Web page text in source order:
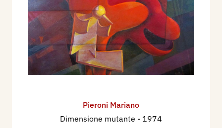
Pieroni Mariano
Dimensione mutante - 1974